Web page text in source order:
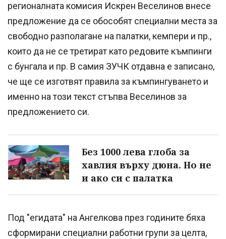
регионалната комисия Искрен Веселинов внесе
предложение да се обособят специални места за
свободно разполагане на палатки, кемпери и пр.,
които да не се третират като редовите къмпинги
с бунгала и пр. В самия ЗУЧК отдавна е записано,
че ще се изготвят правила за къмпингуването и
именно на този текст стъпва Веселинов за
предложението си.
Без 1000 лева глоба за
хавлия върху дюна. Но не
и ако си с палатка
Под "егидата" на Ангелкова през годините бяха
сформирани специални работни групи за целта,